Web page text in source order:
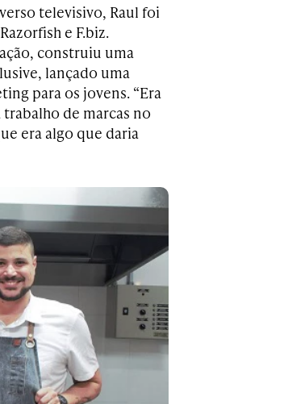
televisivo, Raul foi
e F.biz.
construiu uma
lançado uma
para os jovens. “Era
de marcas no
era algo que daria